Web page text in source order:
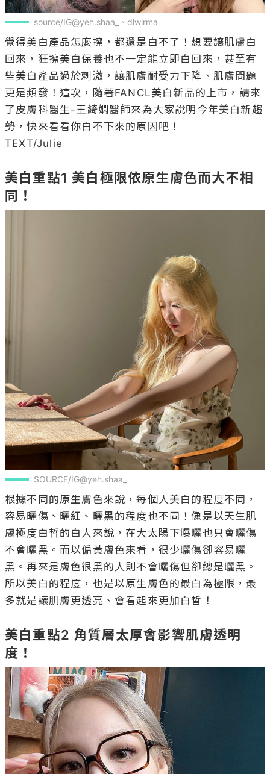
source/IG@yeh.shaa_、dlwlrma
覺得美白產品怎麼擦，都還是白不了！想要讓肌膚白
回來，狂擦美白保養也不一定能立即白回來，甚至有
些美白產品過於刺激，讓肌膚耐受力下降、肌膚問題
更是頻發！這次，隨著FANCL美白新品的上市，請來
了皮膚科醫生-王綺嫻醫師來為大家說明今年美白新趨
勢，快來看看你白不下來的原因吧！
TEXT/Julie
美白重點1 美白極限依原生膚色而大不相
同！
SOURCE/IG@yeh.shaa_
根據不同的原生膚色來說，每個人美白的程度不同，
容易曬傷、曬紅、曬黑的程度也不同！像是以天生肌
膚極度白皙的白人來說，在大太陽下曝曬也只會曬傷
不會曬黑。而以偏黃膚色來看，很少曬傷卻容易曬
黑。再來是膚色很黑的人則不會曬傷但卻總是曬黑。
所以美白的程度，也是以原生膚色的最白為極限，最
多就是讓肌膚更透亮、會看起來更加白皙！
美白重點2 角質層太厚會影響肌膚透明
度！